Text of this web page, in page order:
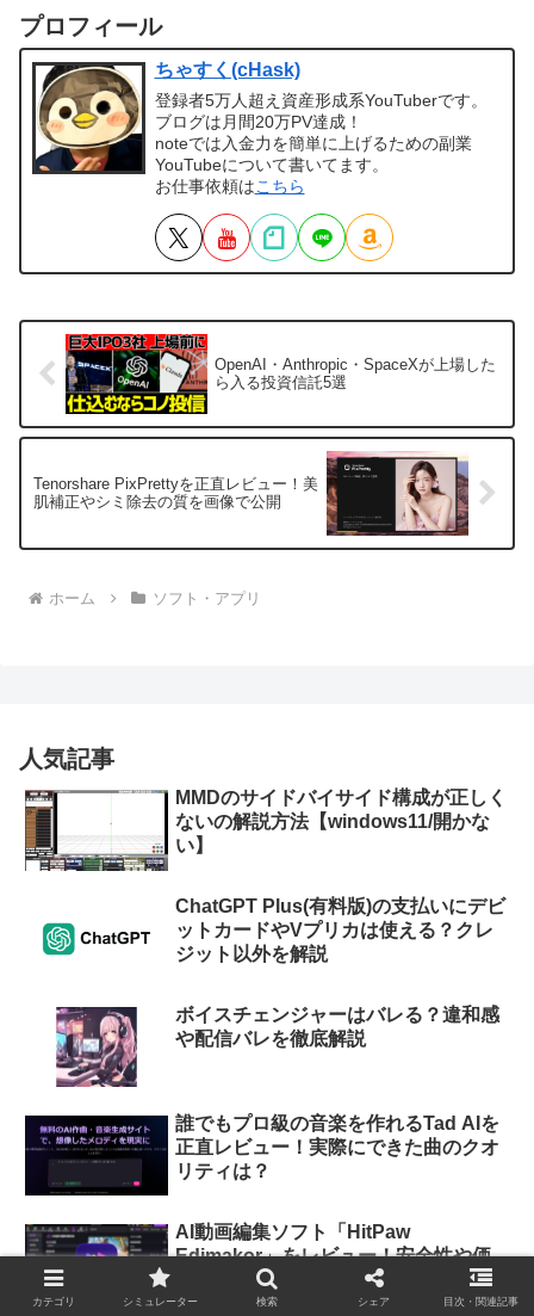
プロフィール
ちゃすく(cHask)
登録者5万人超え資産形成系YouTuberです。
ブログは月間20万PV達成！
noteでは入金力を簡単に上げるための副業
YouTubeについて書いてます。
お仕事依頼はこちら
OpenAI・Anthropic・SpaceXが上場した
ら入る投資信託5選
Tenorshare PixPrettyを正直レビュー！美
肌補正やシミ除去の質を画像で公開
ホーム ソフト・アプリ
人気記事
MMDのサイドバイサイド構成が正しく
ないの解説方法【windows11/開かな
い】
ChatGPT Plus(有料版)の支払いにデビ
ットカードやVプリカは使える？クレ
ジット以外を解説
ボイスチェンジャーはバレる？違和感
や配信バレを徹底解説
誰でもプロ級の音楽を作れるTad AIを
正直レビュー！実際にできた曲のクオ
リティは？
AI動画編集ソフト「HitPaw
Edimakor」をレビュー！安全性や価
格プランも解説
カテゴリ シミュレーター 検索 シェア 目次・関連記事